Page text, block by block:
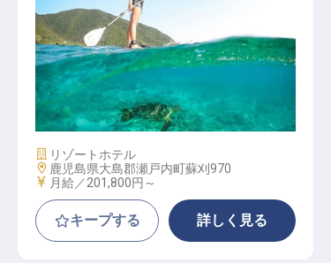
コンシェルジュ（寮費・光熱費無料
／完全週休2日／試泊OK／WEB面接
）
施設業態
リゾートホテル
勤務地
鹿児島県大島郡瀬戸内町蘇刈970
給与
月給／201,800円～
キープする 詳しく見る